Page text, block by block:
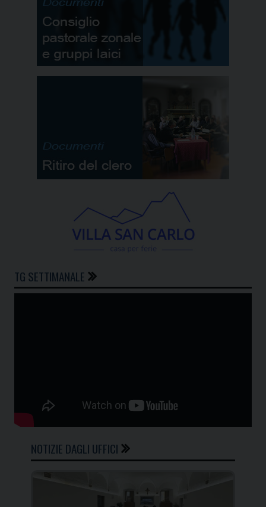
TG SETTIMANALE
NOTIZIE DAGLI UFFICI